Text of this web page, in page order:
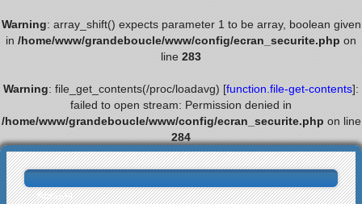
Warning: array_shift() expects parameter 1 to be array, boolean given
in /home/www/grandeboucle/www/config/ecran_securite.php on
line 283
Warning: file_get_contents(/proc/loadavg) [function.file-get-contents]:
failed to open stream: Permission denied in
/home/www/grandeboucle/www/config/ecran_securite.php on line
284
Accueil